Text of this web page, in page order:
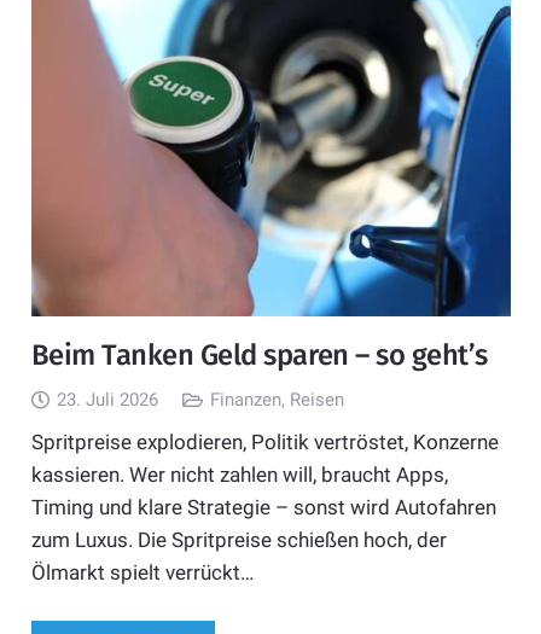
Beim Tanken Geld sparen – so geht’s
23. Juli 2026 Finanzen, Reisen
Spritpreise explodieren, Politik vertröstet, Konzerne
kassieren. Wer nicht zahlen will, braucht Apps,
Timing und klare Strategie – sonst wird Autofahren
zum Luxus. Die Spritpreise schießen hoch, der
Ölmarkt spielt verrückt…